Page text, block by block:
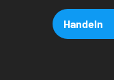
Handeln